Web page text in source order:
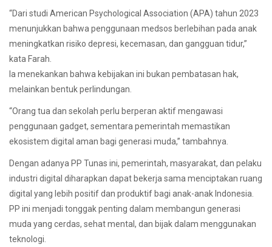
“Dari studi American Psychological Association (APA) tahun 2023
menunjukkan bahwa penggunaan medsos berlebihan pada anak
meningkatkan risiko depresi, kecemasan, dan gangguan tidur,”
kata Farah.
Ia menekankan bahwa kebijakan ini bukan pembatasan hak,
melainkan bentuk perlindungan.
“Orang tua dan sekolah perlu berperan aktif mengawasi
penggunaan gadget, sementara pemerintah memastikan
ekosistem digital aman bagi generasi muda,” tambahnya.
Dengan adanya PP Tunas ini, pemerintah, masyarakat, dan pelaku
industri digital diharapkan dapat bekerja sama menciptakan ruang
digital yang lebih positif dan produktif bagi anak-anak Indonesia.
PP ini menjadi tonggak penting dalam membangun generasi
muda yang cerdas, sehat mental, dan bijak dalam menggunakan
teknologi.